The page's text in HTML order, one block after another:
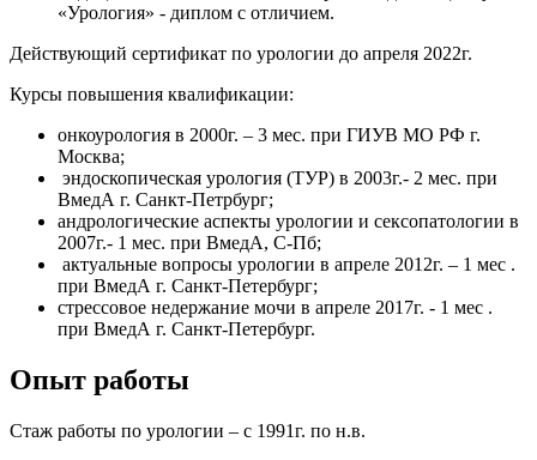
«Урология» - диплом с отличием.
Действующий сертификат по урологии до апреля 2022г.
Курсы повышения квалификации:
онкоурология в 2000г. – 3 мес. при ГИУВ МО РФ г.
Москва;
эндоскопическая урология (ТУР) в 2003г.- 2 мес. при
ВмедА г. Санкт-Петрбург;
андрологические аспекты урологии и сексопатологии в
2007г.- 1 мес. при ВмедА, С-Пб;
актуальные вопросы урологии в апреле 2012г. – 1 мес .
при ВмедА г. Санкт-Петербург;
стрессовое недержание мочи в апреле 2017г. - 1 мес .
при ВмедА г. Санкт-Петербург.
Опыт работы
Стаж работы по урологии – с 1991г. по н.в.